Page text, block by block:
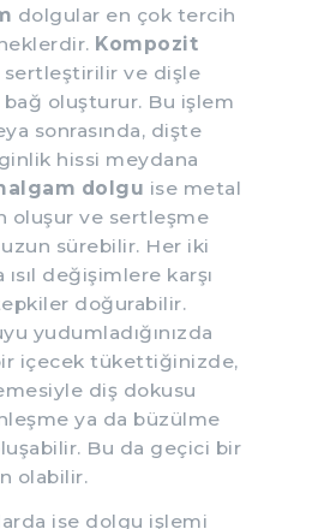
dolgular en çok tercih
Kompozit
sertleştirilir ve dişle
oluşturur. Bu işlem
sonrasında, dişte
hissi meydana
dolgu ise metal
oluşur ve sertleşme
sürebilir. Her iki
değişimlere karşı
doğurabilir.
yudumladığınızda
içecek tükettiğinizde,
diş dokusu
ya da büzülme
Bu da geçici bir
olabilir.
ise dolgu işlemi